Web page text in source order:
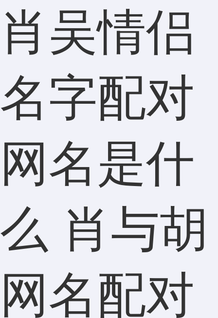
肖吴情侣
名字配对
网名是什
么 肖与胡
网名配对